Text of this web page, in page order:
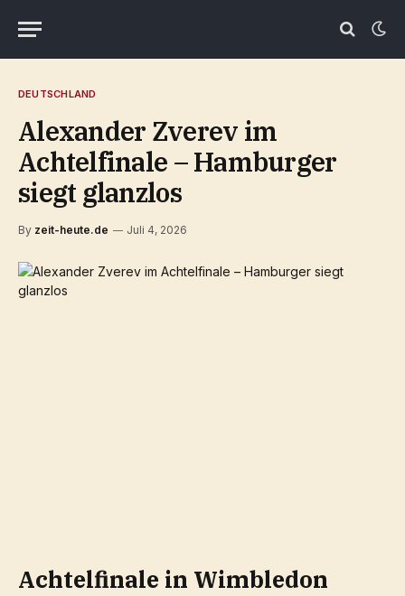
DEUTSCHLAND
Alexander Zverev im
Achtelfinale – Hamburger
siegt glanzlos
By zeit-heute.de Juli 4, 2026
Achtelfinale in Wimbledon